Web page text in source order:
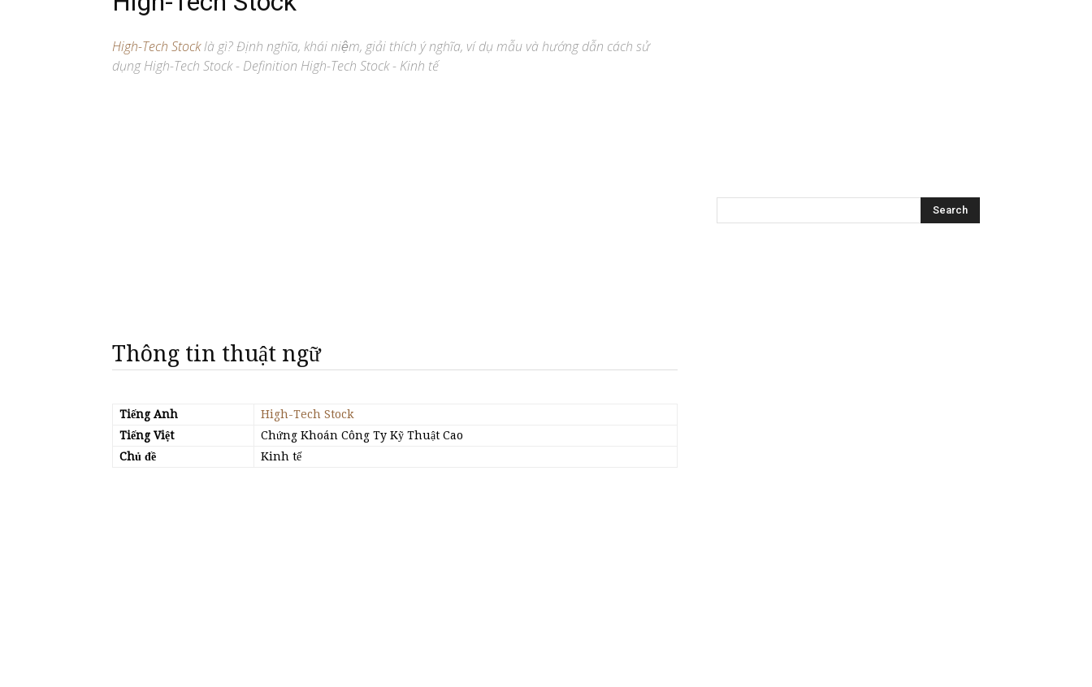
High-Tech Stocklà gì? Định nghĩa, khái niệm, giải thích ý nghĩa, ví dụ mẫu và hướng dẫn cách sử
dụng High-Tech Stock - Definition High-Tech Stock - Kinh tế
Thông tin thuật ngữ
Tiếng Anh
High-Tech Stock
Tiếng Việt
Chứng Khoán Công Ty Kỹ Thuật Cao
Chủ đề
Kinh tế